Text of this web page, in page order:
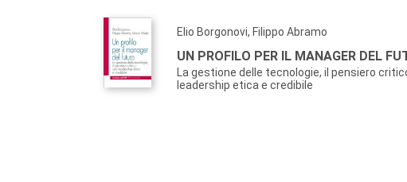
per una sempre maggior efficacia dei processi
La collana vuole essere quindi uno strumento
management, per diffondere esperienze, modelli e
In tale prospettiva, si colloca coerentemente la
Ruolo e contributo di ASFOR” che conduce il
evoluzioni che hanno caratterizzato l’economia del
La collana rappresenta in definitiva una sfida che
intraprendere insieme ai propri associati e ai propri
possano contribuire ad affrontare e superare le
Elio Borgonovi, Filippo Abramo
UN PROFILO PER IL MANAGER DEL
La gestione delle tecnologie, il pensiero
leadership etica e credibile